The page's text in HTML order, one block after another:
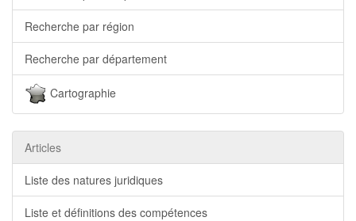
Recherche par région
Recherche par département
Cartographie
Articles
Liste des natures juridiques
Liste et définitions des compétences